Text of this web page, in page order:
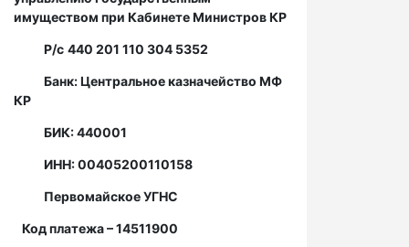
имуществом при Кабинете Министров КР
Р/с 440 201 110 304 5352
Банк: Центральное казначейство МФ
КР
БИК: 440001
ИНН: 00405200110158
Первомайское УГНС
Код платежа – 14511900